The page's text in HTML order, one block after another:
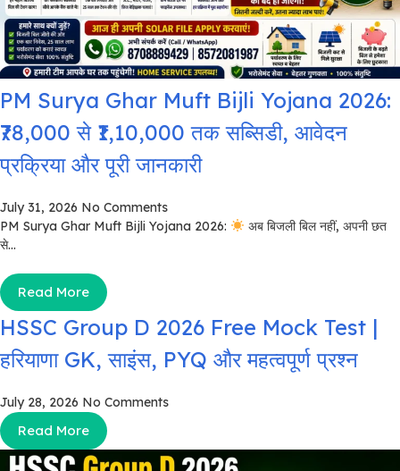
PM Surya Ghar Muft Bijli Yojana 2026:
₹78,000 से ₹1,10,000 तक सब्सिडी, आवेदन
प्रक्रिया और पूरी जानकारी
July 31, 2026 No Comments
PM Surya Ghar Muft Bijli Yojana 2026:
अब बिजली बिल नहीं, अपनी छत
से...
Read More
HSSC Group D 2026 Free Mock Test |
हरियाणा GK, साइंस, PYQ और महत्वपूर्ण प्रश्न
July 28, 2026 No Comments
Read More